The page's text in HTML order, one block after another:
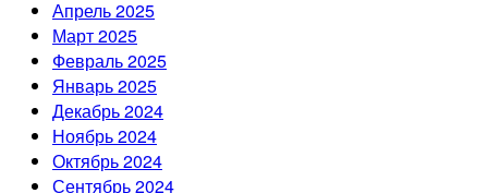
Апрель 2025
Март 2025
Февраль 2025
Январь 2025
Декабрь 2024
Ноябрь 2024
Октябрь 2024
Сентябрь 2024